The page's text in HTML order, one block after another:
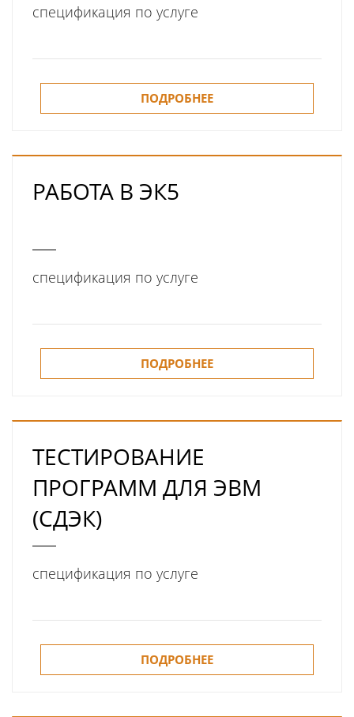
спецификация по услуге
ПОДРОБНЕЕ
РАБОТА В ЭК5
спецификация по услуге
ПОДРОБНЕЕ
ТЕСТИРОВАНИЕ
ПРОГРАММ ДЛЯ ЭВМ
(СДЭК)
спецификация по услуге
ПОДРОБНЕЕ